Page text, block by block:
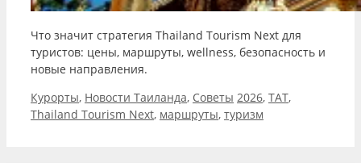
Что значит стратегия Thailand Tourism Next для
туристов: цены, маршруты, wellness, безопасность и
новые направления.
Рубрики
Курорты, Новости Таиланда, Советы Метки
2026, TAT,
Thailand Tourism Next, маршруты, туризм